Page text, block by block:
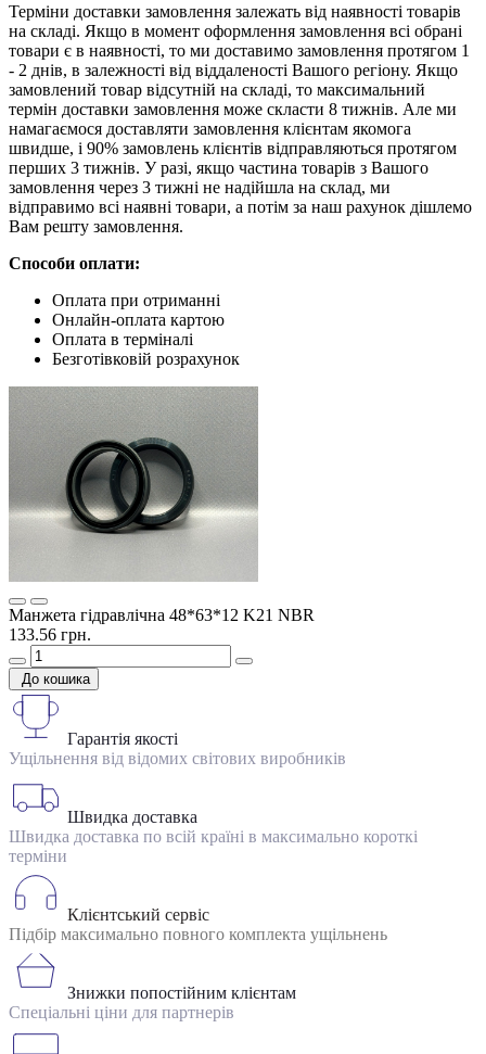
Терміни доставки замовлення залежать від наявності товарів
на складі. Якщо в момент оформлення замовлення всі обрані
товари є в наявності, то ми доставимо замовлення протягом 1
- 2 днів, в залежності від віддаленості Вашого регіону. Якщо
замовлений товар відсутній на складі, то максимальний
термін доставки замовлення може скласти 8 тижнів. Але ми
намагаємося доставляти замовлення клієнтам якомога
швидше, і 90% замовлень клієнтів відправляються протягом
перших 3 тижнів. У разі, якщо частина товарів з Вашого
замовлення через 3 тижні не надійшла на склад, ми
відправимо всі наявні товари, а потім за наш рахунок дішлемо
Вам решту замовлення.
Способи оплати:
Оплата при отриманні
Онлайн-оплата картою
Оплата в терміналі
Безготівковій розрахунок
Манжета гідравлічна 48*63*12 K21 NBR
133.56 грн.
До кошика
Гарантія якості
Ущільнення від відомих світових виробників
Швидка доставка
Швидка доставка по всій країні в максимально короткі
терміни
Клієнтський сервіс
Підбір максимально повного комплекта ущільнень
Знижки попостійним клієнтам
Спеціальні ціни для партнерів